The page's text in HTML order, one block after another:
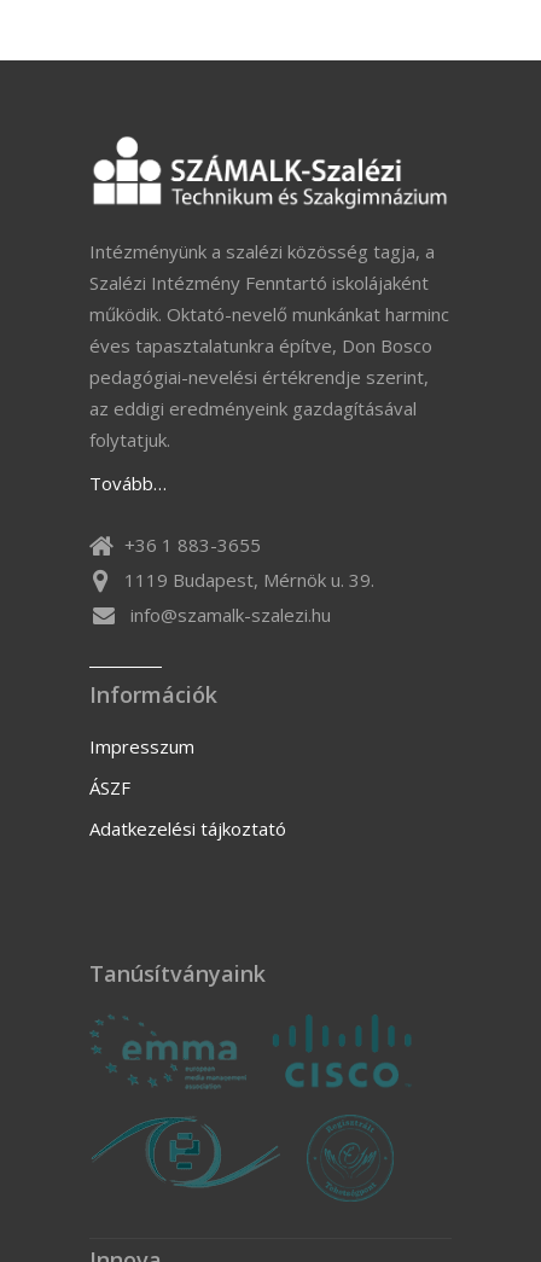
Intézményünk a szalézi közösség tagja, a
Szalézi Intézmény Fenntartó iskolájaként
működik. Oktató-nevelő munkánkat harminc
éves tapasztalatunkra építve, Don Bosco
pedagógiai-nevelési értékrendje szerint,
az eddigi eredményeink gazdagításával
folytatjuk.
Tovább…
+36 1 883-3655
1119 Budapest, Mérnök u. 39.
info@szamalk-szalezi.hu
Információk
Impresszum
ÁSZF
Adatkezelési tájkoztató
Tanúsítványaink